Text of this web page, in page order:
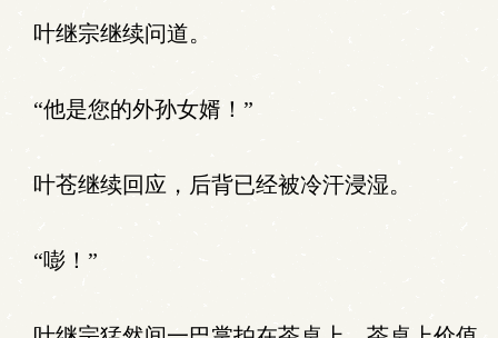
叶继宗继续问道。
“他是您的外孙女婿！”
叶苍继续回应，后背已经被冷汗浸湿。
“嘭！”